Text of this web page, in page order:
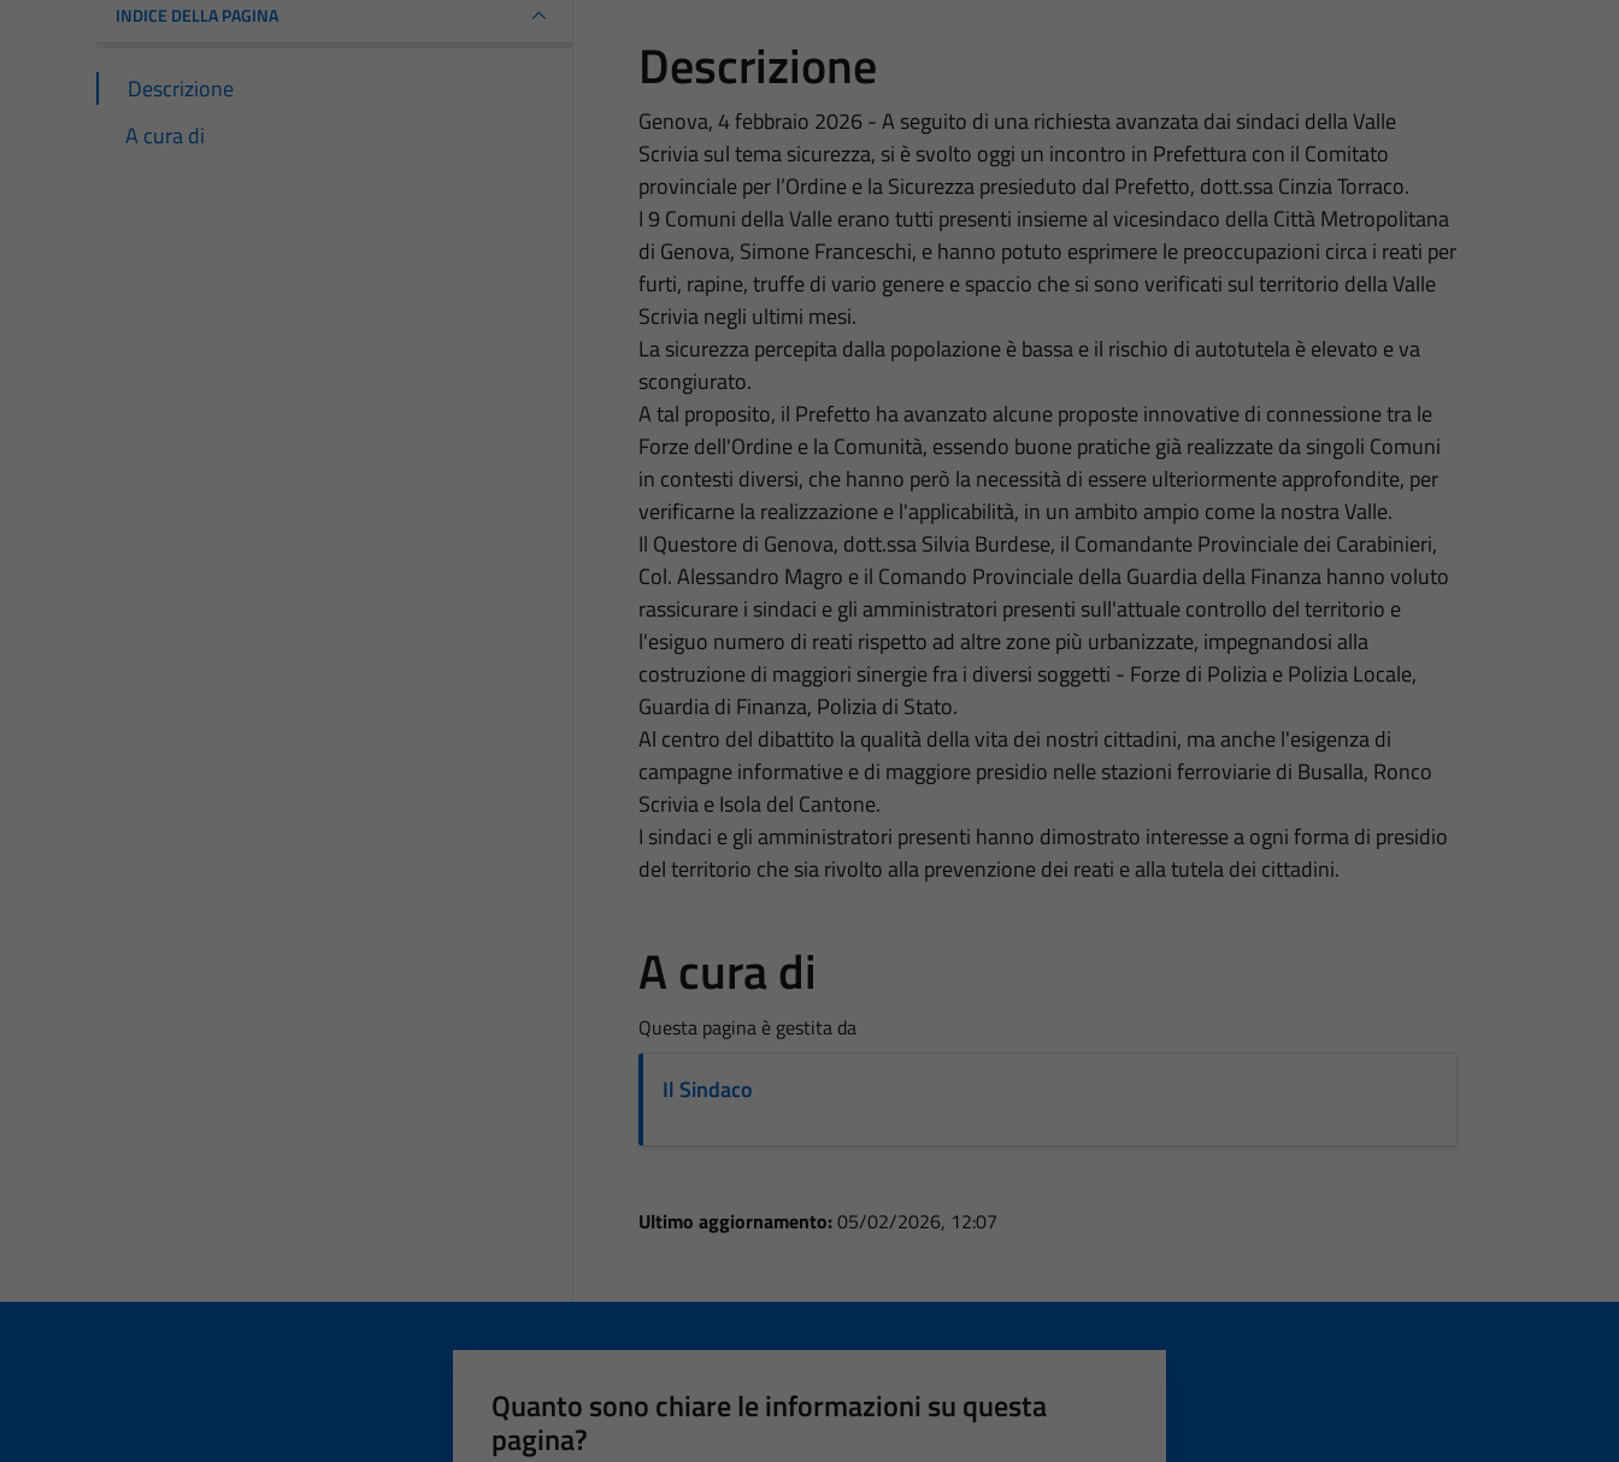
INDICE DELLA PAGINA
Descrizione
A cura di
Descrizione
Genova, 4 febbraio 2026 - A seguito di una richiesta avanzata dai sindaci della Valle
Scrivia sul tema sicurezza, si è svolto oggi un incontro in Prefettura con il Comitato
provinciale per l’Ordine e la Sicurezza presieduto dal Prefetto, dott.ssa Cinzia Torraco.
I 9 Comuni della Valle erano tutti presenti insieme al vicesindaco della Città Metropolitana
di Genova, Simone Franceschi, e hanno potuto esprimere le preoccupazioni circa i reati per
furti, rapine, truffe di vario genere e spaccio che si sono verificati sul territorio della Valle
Scrivia negli ultimi mesi.
La sicurezza percepita dalla popolazione è bassa e il rischio di autotutela è elevato e va
scongiurato.
A tal proposito, il Prefetto ha avanzato alcune proposte innovative di connessione tra le
Forze dell'Ordine e la Comunità, essendo buone pratiche già realizzate da singoli Comuni
in contesti diversi, che hanno però la necessità di essere ulteriormente approfondite, per
verificarne la realizzazione e l'applicabilità, in un ambito ampio come la nostra Valle.
Il Questore di Genova, dott.ssa Silvia Burdese, il Comandante Provinciale dei Carabinieri,
Col. Alessandro Magro e il Comando Provinciale della Guardia della Finanza hanno voluto
rassicurare i sindaci e gli amministratori presenti sull'attuale controllo del territorio e
l'esiguo numero di reati rispetto ad altre zone più urbanizzate, impegnandosi alla
costruzione di maggiori sinergie fra i diversi soggetti - Forze di Polizia e Polizia Locale,
Guardia di Finanza, Polizia di Stato.
Al centro del dibattito la qualità della vita dei nostri cittadini, ma anche l'esigenza di
campagne informative e di maggiore presidio nelle stazioni ferroviarie di Busalla, Ronco
Scrivia e Isola del Cantone.
I sindaci e gli amministratori presenti hanno dimostrato interesse a ogni forma di presidio
del territorio che sia rivolto alla prevenzione dei reati e alla tutela dei cittadini.
A cura di
Questa pagina è gestita da
Il Sindaco
Ultimo aggiornamento: 05/02/2026, 12:07
Quanto sono chiare le informazioni su questa
pagina?